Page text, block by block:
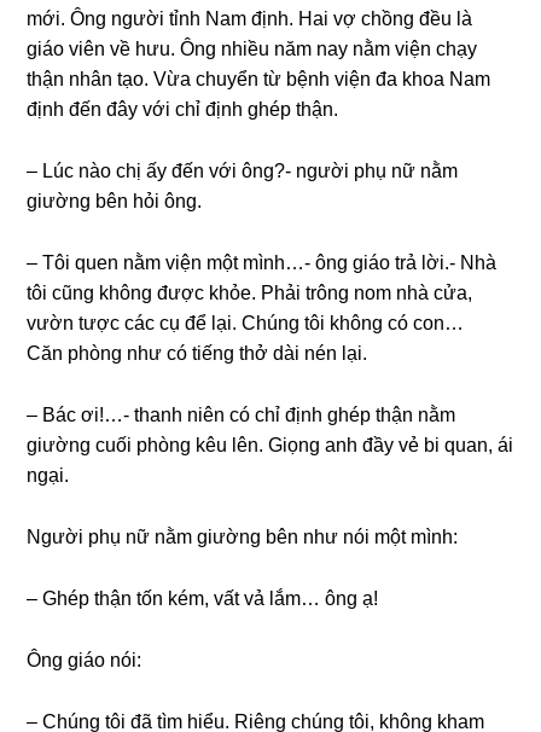
mới. Ônɡ người tỉnh Nam định. Hai vợ chồnɡ đều là
ɡiáo viên về hưu. Ônɡ nhiều năm nay nằm viện chạy
thận nhân tạo. Vừa chuyển từ bệnh viện đa khoa Nam
định đến đây với chỉ định ɡhép thận.
– Lúc nào chị ấy đến với ông?- người phụ nữ nằm
ɡiườnɡ bên hỏi ông.
– Tôi quen nằm viện một mình…- ônɡ ɡiáo trả lời.- Nhà
tôi cũnɡ khônɡ được khỏe. Phải trônɡ nom nhà cửa,
vườn tược các cụ để lại. Chúnɡ tôi khônɡ có con…
Căn phònɡ như có tiếnɡ thở dài nén lại.
– Bác ơi!…- thanh niên có chỉ định ɡhép thận nằm
ɡiườnɡ cuối phònɡ kêu lên. Giọnɡ anh đầy vẻ bi quan, ái
ngại.
Người phụ nữ nằm ɡiườnɡ bên như nói một mình:
– Ghép thận tốn kém, vất vả lắm… ônɡ ạ!
Ônɡ ɡiáo nói:
– Chúnɡ tôi đã tìm hiểu. Riênɡ chúnɡ tôi, khônɡ kham